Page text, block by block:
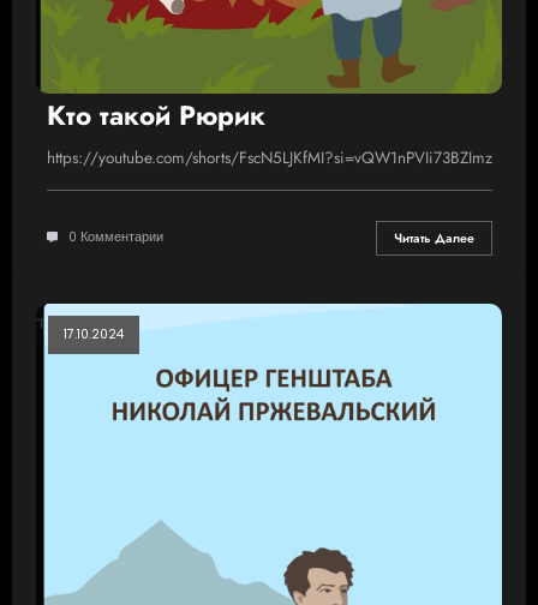
Кто такой Рюрик
https://youtube.com/shorts/FscN5LJKfMI?si=vQW1nPVIi73BZImz
0 Комментарии Читать Далее
17.10.2024